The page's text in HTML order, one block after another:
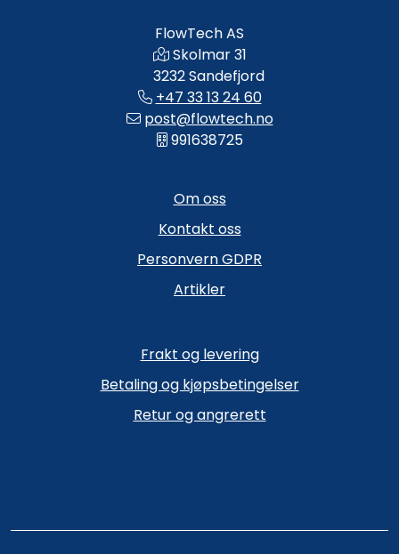
FlowTech AS
Skolmar 31
3232 Sandefjord
+47 33 13 24 60
post@flowtech.no
991638725
Om oss
Kontakt oss
Personvern GDPR
Artikler
Frakt og levering
Betaling og kjøpsbetingelser
Retur og angrerett